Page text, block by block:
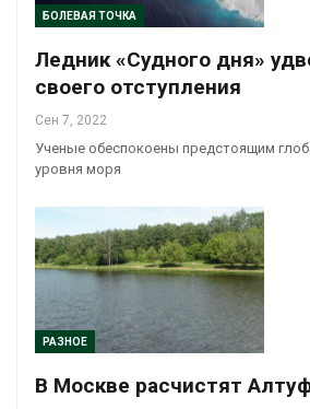
БОЛЕВАЯ ТОЧКА
Ледник «Судного дня»
своего отступления
Сен 7, 2022
Ученые обеспокоены предстоящим
уровня моря
РАЗНОЕ
В Москве расчистят